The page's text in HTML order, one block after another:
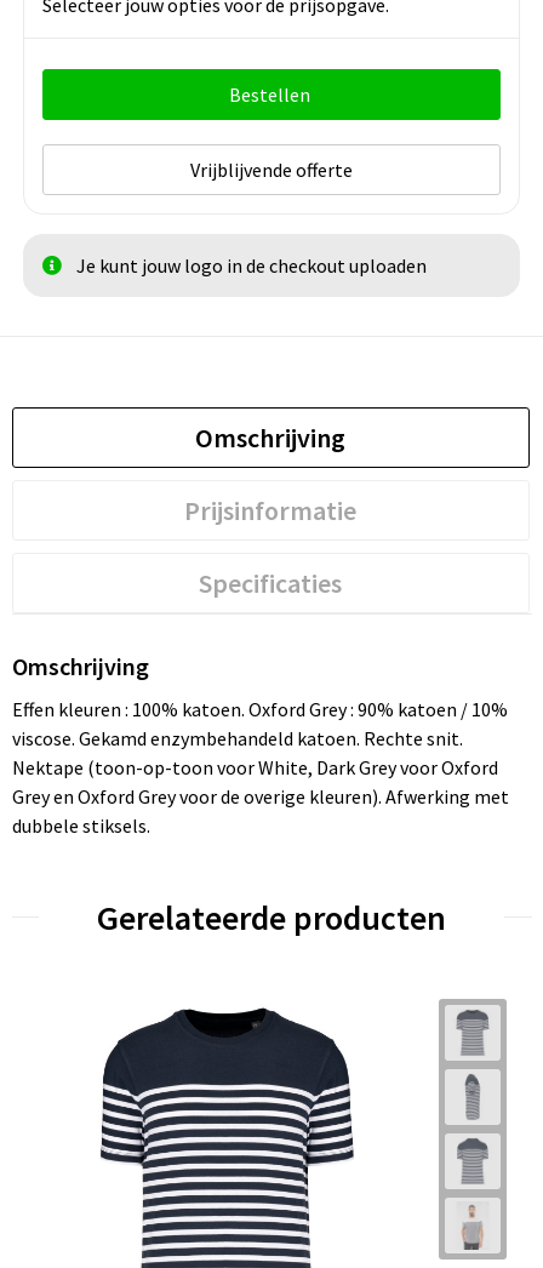
Bestellen
Vrijblijvende offerte
Je kunt jouw logo in de checkout uploaden
Omschrijving
Prijsinformatie
Specificaties
Omschrijving
Effen kleuren : 100% katoen. Oxford Grey : 90% katoen / 10%
viscose. Gekamd enzymbehandeld katoen. Rechte snit.
Nektape (toon-op-toon voor White, Dark Grey voor Oxford
Grey en Oxford Grey voor de overige kleuren). Afwerking met
dubbele stiksels.
Gerelateerde producten